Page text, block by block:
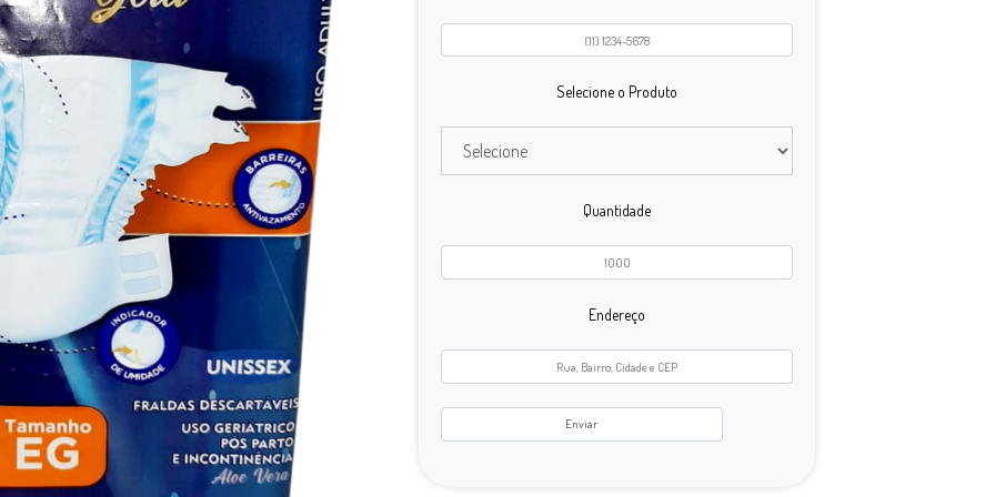
Selecione o Produto
Quantidade
Endereço